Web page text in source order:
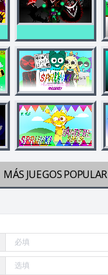
MÁS JUEGOSPOPULAR